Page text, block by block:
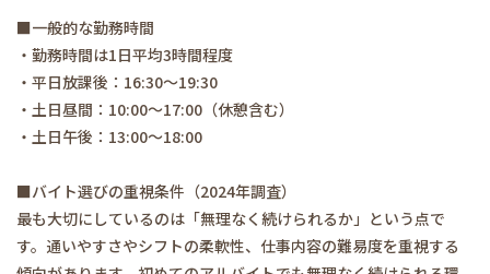
■一般的な勤務時間
・勤務時間は1日平均3時間程度
・平日放課後：16:30～19:30
・土日昼間：10:00～17:00（休憩含む）
・土日午後：13:00～18:00
■バイト選びの重視条件（2024年調査）
最も大切にしているのは「無理なく続けられるか」という点で
す。通いやすさやシフトの柔軟性、仕事内容の難易度を重視する